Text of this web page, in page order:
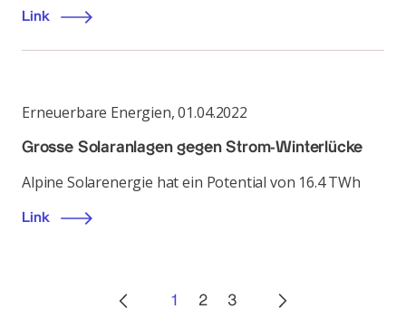
Link
Erneuerbare Energien,01.04.2022
Grosse Solaranlagen gegen Strom-Winterlücke
Alpine Solarenergie hat ein Potential von 16.4 TWh
Link
1 2 3